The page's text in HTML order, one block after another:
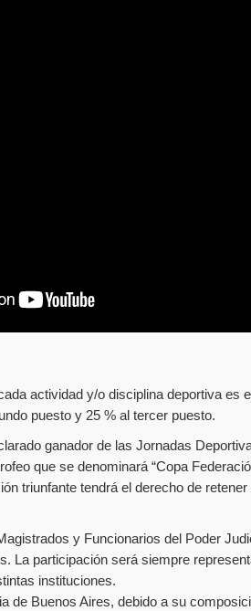
actividad y/o disciplina deportiva es
puesto y 25 % al tercer puesto.
ganador de las Jornadas
que se denominará “Copa
triunfante tendrá el derecho de
y Funcionarios del Poder
La participación será siempre
instituciones.
de Buenos Aires, debido a su